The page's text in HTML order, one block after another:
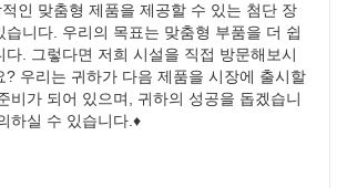
인 맞춤형 제품을 제공할 수 있는 첨단 장
습니다. 우리의 목표는 맞춤형 부품을 더 쉽
다. 그렇다면 저희 시설을 직접 방문해보시
? 우리는 귀하가 다음 제품을 시장에 출시할
비가 되어 있으며, 귀하의 성공을 돕겠습니
하실 수 있습니다. ♦